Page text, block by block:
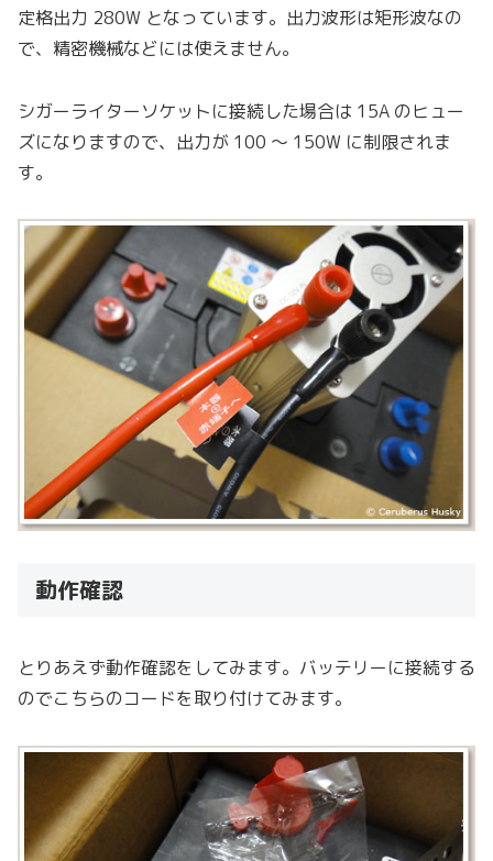
定格出力 280W となっています。出力波形は矩形波なの
で、精密機械などには使えません。
シガーライターソケットに接続した場合は 15A のヒュー
ズになりますので、出力が 100 〜 150W に制限されま
す。
動作確認
とりあえず動作確認をしてみます。バッテリーに接続する
のでこちらのコードを取り付けてみます。